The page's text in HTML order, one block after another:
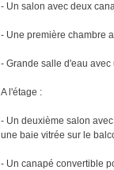
- Un salon avec deux
- Une première chambre
- Grande salle d'eau
A l'étage :
- Un deuxième salon
une baie vitrée sur le
- Un canapé convertible